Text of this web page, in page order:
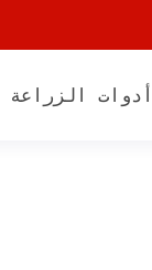
أدوات الزراعة